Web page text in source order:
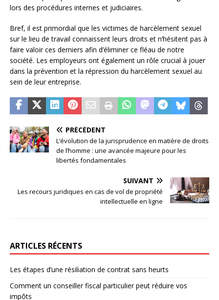
lors des procédures internes et judiciaires.
Bref, il est primordial que les victimes de harcèlement sexuel
sur le lieu de travail connaissent leurs droits et n’hésitent pas à
faire valoir ces derniers afin d’éliminer ce fléau de notre
société. Les employeurs ont également un rôle crucial à jouer
dans la prévention et la répression du harcèlement sexuel au
sein de leur entreprise.
PRÉCÉDENT
L’évolution de la jurisprudence en matière de droits
de l’homme : une avancée majeure pour les
libertés fondamentales
SUIVANT
Les recours juridiques en cas de vol de propriété
intellectuelle en ligne
ARTICLES RÉCENTS
Les étapes d’une résiliation de contrat sans heurts
Comment un conseiller fiscal particulier peut réduire vos
impôts